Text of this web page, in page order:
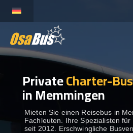
content
BUSVERMIETUNG
REISEZIELE
PrivateCharter-
in Memmingen
Mieten Sie einen Reisebus in
Fachleuten. Ihre Spezialisten
seit 2012. Erschwingliche